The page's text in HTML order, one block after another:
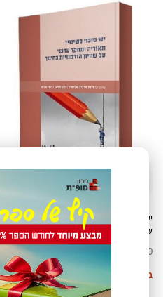
יש סיכוי לשינוי? תאוריה ומחקר עדכני על
שוויון הזדמנויות בחינוך
30
בחר אפשרויות